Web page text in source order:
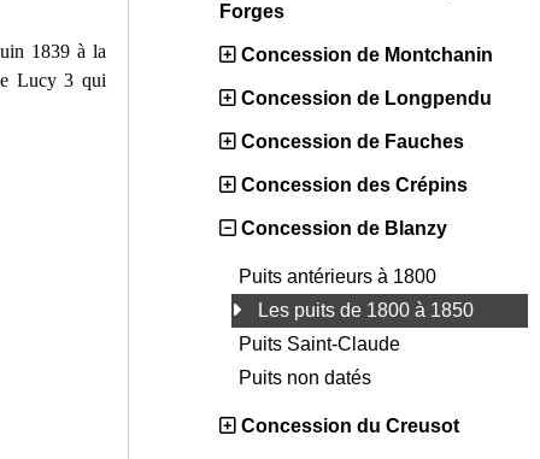
1839 à la
Lucy 3 qui
Forges
Concession de Montchanin
Concession de Longpendu
Concession de Fauches
Concession des Crépins
Concession de Blanzy
Puits antérieurs à 1800
Les puits de 1800 à 1850
Puits Saint-Claude
Puits non datés
Concession du Creusot